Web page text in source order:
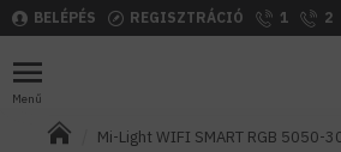
BELÉPÉS REGISZTRÁCIÓ 1 2
Mi-Light WIFI SMART RGB 5050-